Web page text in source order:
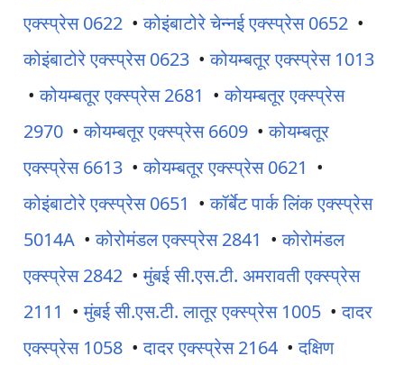
एक्स्प्रेस 0622 •कोइंबाटोरे चेन्नई एक्स्प्रेस 0652 •
कोइंबाटोरे एक्स्प्रेस 0623 •कोयम्बतूर एक्स्प्रेस 1013
•कोयम्बतूर एक्स्प्रेस 2681 •कोयम्बतूर एक्स्प्रेस
2970 •कोयम्बतूर एक्स्प्रेस 6609 •कोयम्बतूर
एक्स्प्रेस 6613 •कोयम्बतूर एक्स्प्रेस 0621 •
कोइंबाटोरे एक्स्प्रेस 0651 •कॉर्बेट पार्क लिंक एक्स्प्रेस
5014A •कोरोमंडल एक्स्प्रेस 2841 •कोरोमंडल
एक्स्प्रेस 2842 •मुंबई सी.एस.टी. अमरावती एक्स्प्रेस
2111 •मुंबई सी.एस.टी. लातूर एक्स्प्रेस 1005 •दादर
एक्स्प्रेस 1058 •दादर एक्स्प्रेस 2164 •दक्षिण